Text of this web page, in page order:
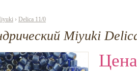
› Delica 11/0
Miyuki